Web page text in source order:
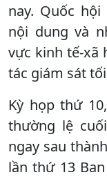
nay. Quốc
nội dung và
vực kinh tế-xã
tác giám sát
Kỳ họp thứ
thường lệ
ngay sau
lần thứ 13